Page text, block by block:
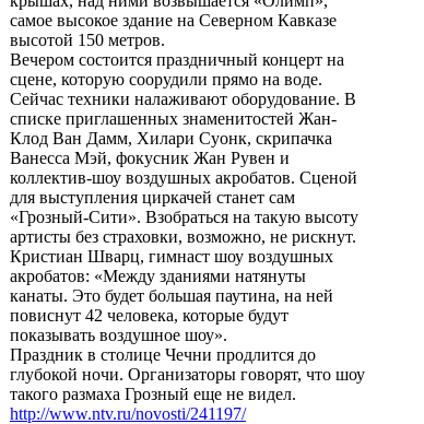
самое высокое здание на Северном Кавказе
высотой 150 метров.
Вечером состоится праздничный концерт на
сцене, которую соорудили прямо на воде.
Сейчас техники налаживают оборудование. В
списке приглашенных знаменитостей Жан-
Клод Ван Дамм, Хилари Суонк, скрипачка
Ванесса Мэй, фокусник Жан Рувен и
коллектив-шоу воздушных акробатов. Сценой
для выступления циркачей станет сам
«Грозный-Сити». Взобраться на такую высоту
артисты без страховки, возможно, не рискнут.
Кристиан Шварц, гимнаст шоу воздушных
акробатов: «Между зданиями натянуты
канаты. Это будет большая паутина, на ней
повиснут 42 человека, которые будут
показывать воздушное шоу».
Праздник в столице Чечни продлится до
глубокой ночи. Организаторы говорят, что шоу
такого размаха Грозный еще не видел.
http://www.ntv.ru/novosti/241197/